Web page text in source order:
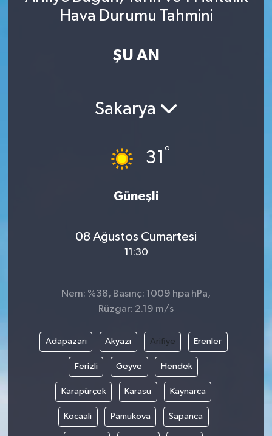
Hava Durumu Tahmini
ŞU AN
Sakarya
31 °
Güneşli
08 Ağustos Cumartesi
11:30
Nem: %38, Basınç: 1009 hpa hPa,
Rüzgar: 2.19 m/s
Adapazarı Akyazı Arifiye Erenler
Ferizli Geyve Hendek
Karapürçek Karasu Kaynarca
Kocaali Pamukova Sapanca